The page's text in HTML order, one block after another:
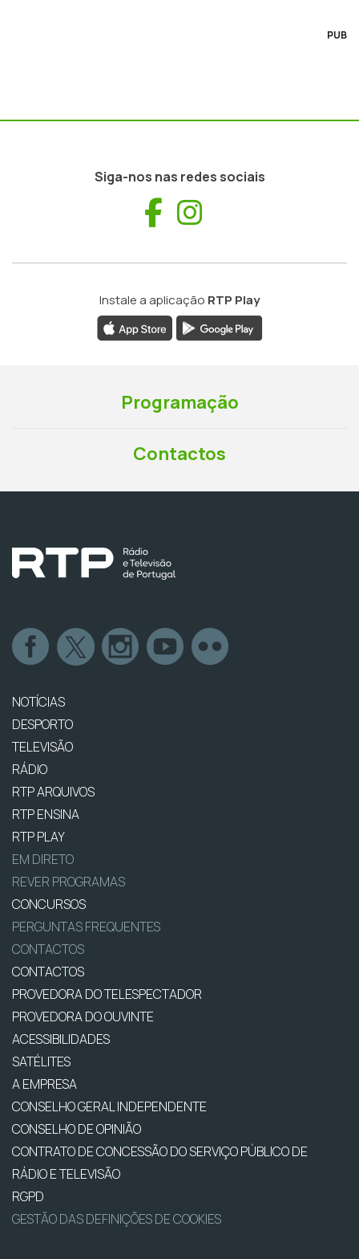
PUB
Siga-nos nas redes sociais
Facebook
Instale a aplicação RTP Play
Programação
Contactos
NOTÍCIAS
DESPORTO
TELEVISÃO
RÁDIO
RTP ARQUIVOS
RTP ENSINA
RTP PLAY
EM DIRETO
REVER PROGRAMAS
CONCURSOS
PERGUNTAS FREQUENTES
CONTACTOS
CONTACTOS
PROVEDORA DO TELESPECTADOR
PROVEDORA DO OUVINTE
ACESSIBILIDADES
SATÉLITES
A EMPRESA
CONSELHO GERAL INDEPENDENTE
CONSELHO DE OPINIÃO
CONTRATO DE CONCESSÃO DO SERVIÇO PÚBLICO DE
RÁDIO E TELEVISÃO
RGPD
GESTÃO DAS DEFINIÇÕES DE COOKIES